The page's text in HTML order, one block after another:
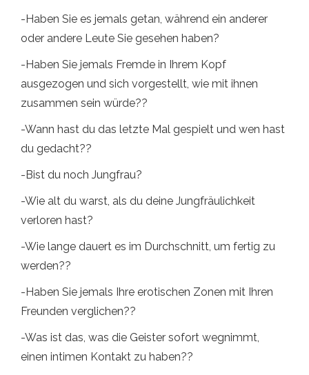
-Haben Sie es jemals getan, während ein anderer
oder andere Leute Sie gesehen haben?
-Haben Sie jemals Fremde in Ihrem Kopf
ausgezogen und sich vorgestellt, wie mit ihnen
zusammen sein würde??
-Wann hast du das letzte Mal gespielt und wen hast
du gedacht??
-Bist du noch Jungfrau?
-Wie alt du warst, als du deine Jungfräulichkeit
verloren hast?
-Wie lange dauert es im Durchschnitt, um fertig zu
werden??
-Haben Sie jemals Ihre erotischen Zonen mit Ihren
Freunden verglichen??
-Was ist das, was die Geister sofort wegnimmt,
einen intimen Kontakt zu haben??